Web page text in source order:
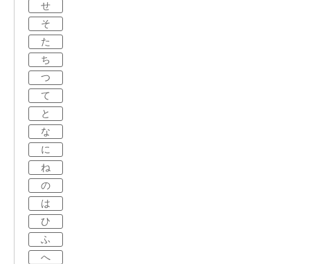
せ
そ
た
ち
つ
て
と
な
に
ね
の
は
ひ
ふ
へ